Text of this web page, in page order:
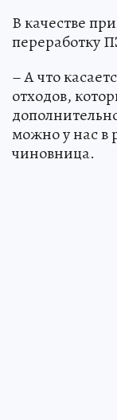
В качестве
переработку
– А что
отходов,
можно у нас в
чиновница.